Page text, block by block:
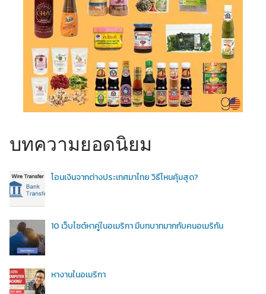
บทความยอดนิยม
โอนเงินจากต่างประเทศมาไทย วิธีไหนคุ้มสุด?
10 เว็บไซต์หาคู่ในอเมริกา มีบทบาทมากกับคนอเมริกัน
หางานในอเมริกา